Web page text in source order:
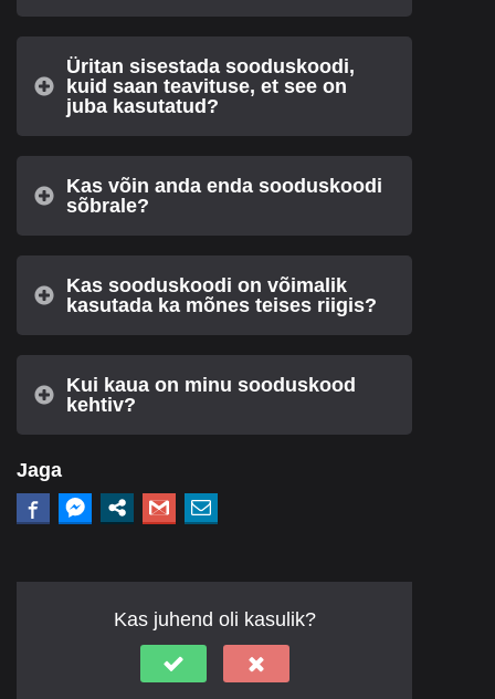
Üritan sisestada sooduskoodi,
kuid saan teavituse, et see on
juba kasutatud?
Kas võin anda enda sooduskoodi
sõbrale?
Kas sooduskoodi on võimalik
kasutada ka mõnes teises riigis?
Kui kaua on minu sooduskood
kehtiv?
Jaga
Kas juhend oli kasulik?